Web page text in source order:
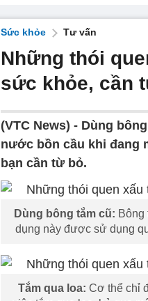
Sức khỏe Tư vấn
Những thói
sức khỏe, cần
(VTC News) - Dùng
nước bồn cầu khi đang
bạn cần từ bỏ.
Dùng bông tắm cũ: Bông
dụng này được sử dụng
Tắm qua loa: Cơ thể chỉ